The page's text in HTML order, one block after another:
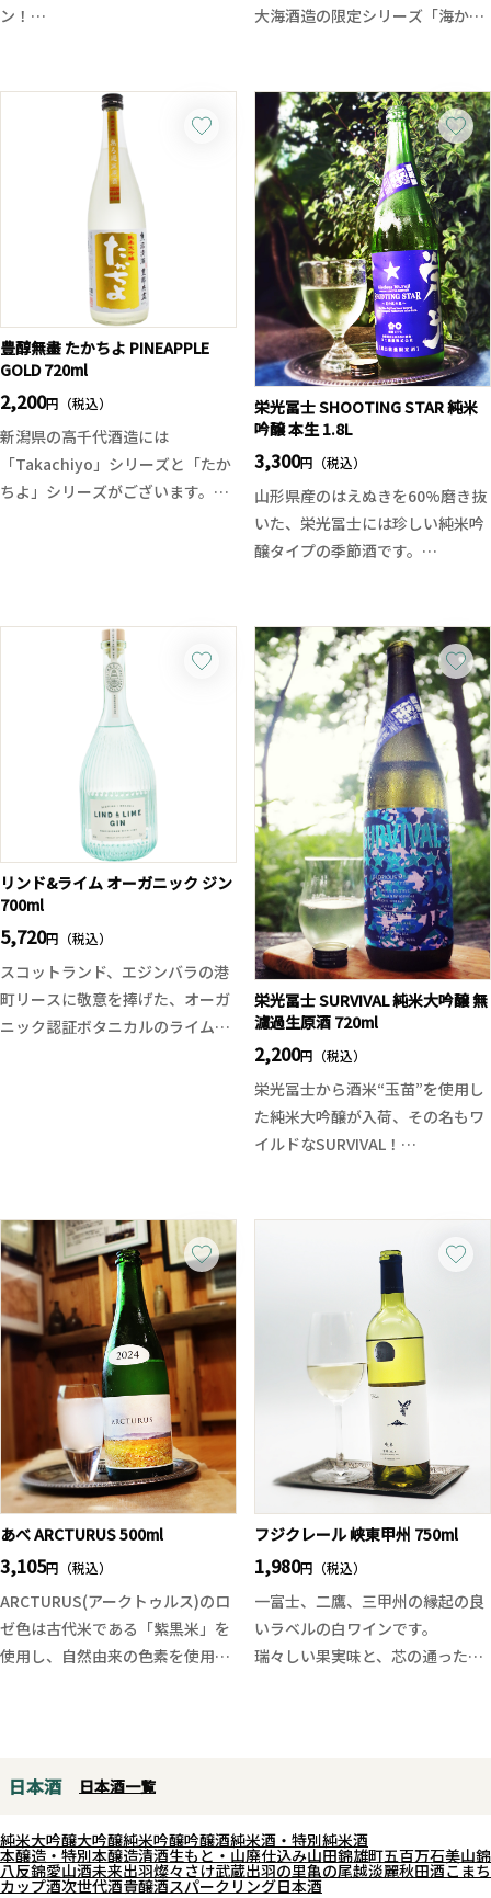
ン！
ヴァは、まさに造り手の実力が試
される「直球勝負」の一本。甘み
を加えず、原酒そのものの味わい
のバランスとポテンシャルを活か
した、骨格のしっかりとした力強
い味わいが特徴です。
そのクリーミーな口当たりと長い
余韻は、繊細さと力強さを併せ持
ち、食事との相性も抜群です。特
に、魚介やシーフード、軽い前菜
と合わせると、辛口のシャープな
酸味と相まって一層料理を引き立
てます。ロジャー・グラートは、
かつて「ドンペリ・ロゼに勝っ
た」と評され、世界中のワイン愛
す。華やかな香りと豊かな味わい
を楽しみながら、食卓をより特別
なものにしてくれる一本です。
大海酒造の限定シリーズ「海から
法まで毎年新たな挑戦を重ね、そ
の年だけの個性を表現する特別な
一本です。2026年は「ジョイホワ
イト」と「みちしずく」の2品種
をブレンドし、黒麹G型を使用。
通常よりも長く二次醪を発酵させ
ることで、それぞれの芋が持つ魅
力を最大限に引き出しました。熟
した果実や蜜を思わせる華やかで
甘い香りと、やわらかな甘み、芋
の力強い旨みが幾重にも重なり、
厚みのあるボディを感じさせなが
らも、大海酒造らしい穏やかで心
地よい余韻へと続きます。
味わいを、水割りではよりまろや
かに広がる芋の表情をお楽しみい
ただけます。その年だけにしか出
豊醇無盡 たかちよ PINEAPPLE
GOLD 720ml
2,200円（税込）
新潟県の高千代酒造には
「Takachiyo」シリーズと「たか
ちよ」シリーズがございます。
今回はその名の通り、南国トロピ
カルな完熟パインです！濃厚且つ
滑らかな旨味と甘味、開けたてに
はガス感があり、溌溂とした味わ
い。無濾過のフレッシュさとジュ
ーシーさが広がり、余韻も長めで
楽しめる夏季限定酒です。
栄光冨士 SHOOTING STAR 純米
吟醸 本生 1.8L
3,300円（税込）
山形県産のはえぬきを60%磨き抜
いた、栄光冨士には珍しい純米吟
醸タイプの季節酒です。
のバランスが良く、気軽に楽しめ
る食中酒タイプの日本酒です。
リンド&ライム オーガニック ジン
700ml
5,720円（税込）
スコットランド、エジンバラの港
町リースに敬意を捧げた、オーガ
ニック認証ボタニカルのライム香
ケットで“生の香り”だけを抽出。
雑味のないクリアな風味とキレの
良いフィニッシュが魅力です。
18世紀リースのガラス工芸に着想
を得たボトル、プラスチック不使
用のサステナブルなデザインもポ
イント。
栄光冨士 SURVIVAL 純米大吟醸 無
濾過生原酒 720ml
2,200円（税込）
栄光冨士から酒米“玉苗”を使用し
た純米大吟醸が入荷、その名もワ
イルドなSURVIVAL！
主に山形県で栽培されており、玉
苗は山田錦の持つようなコクと旨
味、そしてスッキリとした軽快な
味わいになりやすいのが特徴で
す。 澄んだ吟醸香に穏やかに広が
る旨味、食事との相性も良い子の
お酒は暑い夏の日に冷やでスッキ
リと楽しめる純米大吟醸です。
あべ ARCTURUS 500ml
3,105円（税込）
ARCTURUS(アークトゥルス)のロ
ゼ色は古代米である「紫黒米」を
使用し、自然由来の色素を使用し
ジティブに捉えドライテイストな
です。古代米にあるイチゴのよう
なフレーバーも見え隠れします。
フジクレール 峡東甲州 750ml
1,980円（税込）
一富士、二鷹、三甲州の縁起の良
いラベルの白ワインです。
瑞々しい果実味と、芯の通ったキ
は“オリ”と共に熟成させる「シュ
ール・リー製法」によって旨みと
日本酒 日本酒一覧
純米大吟醸大吟醸純米吟醸吟醸酒純米酒・特別純米酒
本醸造・特別本醸造清酒生もと・山廃仕込み山田錦雄町五百万石美山錦
八反錦愛山酒未来出羽燦々 さけ武蔵出羽の里亀の尾越淡麗秋田酒こまち
カップ酒次世代酒貴醸酒スパークリング日本酒